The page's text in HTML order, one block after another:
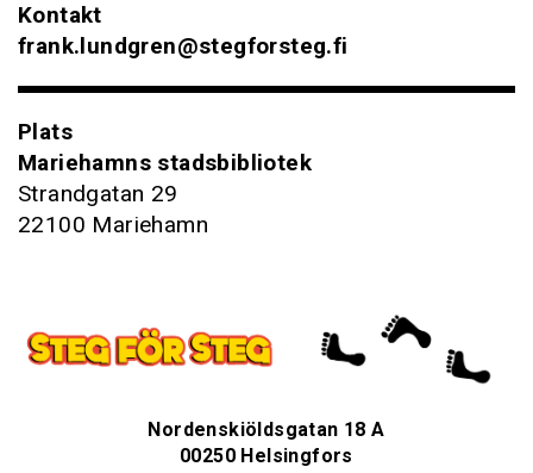
Kontakt
frank.lundgren@stegforsteg.fi
Plats
Mariehamns stadsbibliotek
Strandgatan 29
22100 Mariehamn
Nordenskiöldsgatan 18 A
00250 Helsingfors